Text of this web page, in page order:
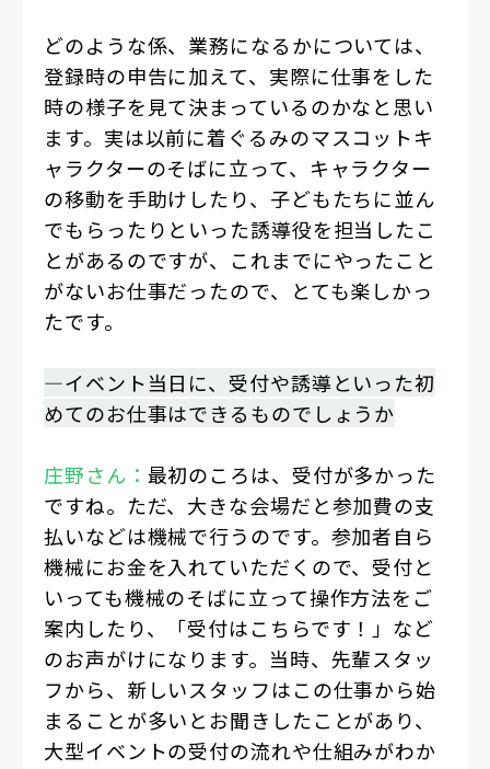
どのような係、業務になるかについては、
登録時の申告に加えて、実際に仕事をした
時の様子を見て決まっているのかなと思い
ます。実は以前に着ぐるみのマスコットキ
ャラクターのそばに立って、キャラクター
の移動を手助けしたり、子どもたちに並ん
でもらったりといった誘導役を担当したこ
とがあるのですが、これまでにやったこと
がないお仕事だったので、とても楽しかっ
たです。
―イベント当日に、受付や誘導といった初
めてのお仕事はできるものでしょうか
庄野さん： 最初のころは、受付が多かった
ですね。ただ、大きな会場だと参加費の支
払いなどは機械で行うのです。参加者自ら
機械にお金を入れていただくので、受付と
いっても機械のそばに立って操作方法をご
案内したり、「受付はこちらです！」など
のお声がけになります。当時、先輩スタッ
フから、新しいスタッフはこの仕事から始
まることが多いとお聞きしたことがあり、
大型イベントの受付の流れや仕組みがわか